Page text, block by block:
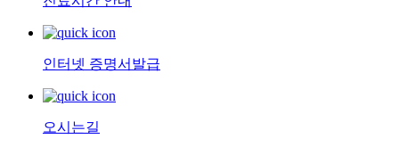
인터넷 증명서발급
오시는길